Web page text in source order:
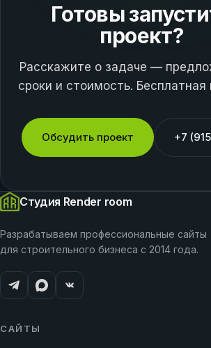
Готовы
проект?
Расскажите о задаче —
сроки и стоимость. Бесплатная
Обсудить проект +7
Студия Render room
Разрабатываем профессиональные сайты
для строительного бизнеса с 2014 года.
САЙТЫ